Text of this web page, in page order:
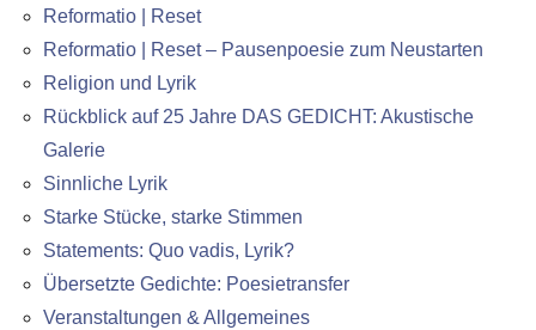
Reformatio | Reset
Reformatio | Reset – Pausenpoesie zum Neustarten
Religion und Lyrik
Rückblick auf 25 Jahre DAS GEDICHT: Akustische
Galerie
Sinnliche Lyrik
Starke Stücke, starke Stimmen
Statements: Quo vadis, Lyrik?
Übersetzte Gedichte: Poesietransfer
Veranstaltungen & Allgemeines